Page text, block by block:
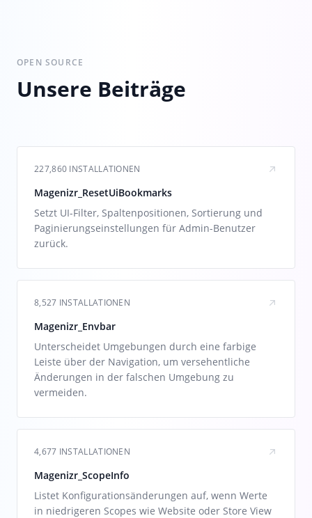
OPEN SOURCE
Unsere Beiträge
227,860 INSTALLATIONEN
Magenizr_ResetUiBookmarks
Setzt UI-Filter, Spaltenpositionen, Sortierung und
Paginierungseinstellungen für Admin-Benutzer
zurück.
8,527 INSTALLATIONEN
Magenizr_Envbar
Unterscheidet Umgebungen durch eine farbige
Leiste über der Navigation, um versehentliche
Änderungen in der falschen Umgebung zu
vermeiden.
4,677 INSTALLATIONEN
Magenizr_ScopeInfo
Listet Konfigurationsänderungen auf, wenn Werte
in niedrigeren Scopes wie Website oder Store View